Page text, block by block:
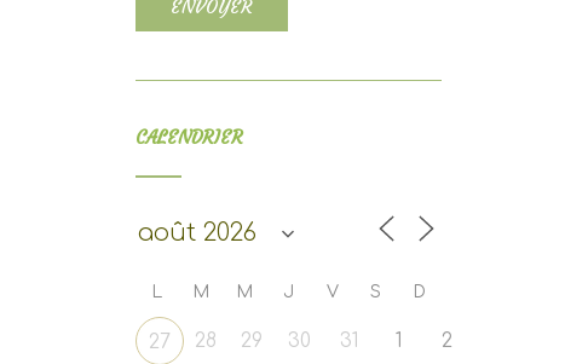
CALENDRIER
L M M J V S D
27 28 29 30 31 2